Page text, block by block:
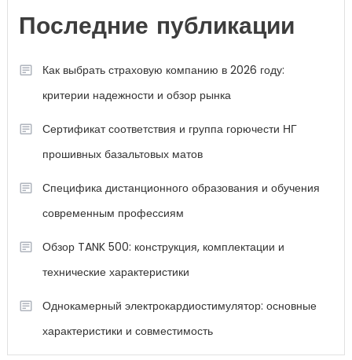
Последние публикации
Как выбрать страховую компанию в 2026 году:
критерии надежности и обзор рынка
Сертификат соответствия и группа горючести НГ
прошивных базальтовых матов
Специфика дистанционного образования и обучения
современным профессиям
Обзор TANK 500: конструкция, комплектации и
технические характеристики
Однокамерный электрокардиостимулятор: основные
характеристики и совместимость